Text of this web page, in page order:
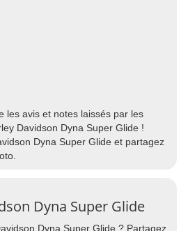
les avis et notes laissés par les
Davidson Dyna Super Glide !
Dyna Super Glide et partagez
Dyna Super Glide
Dyna Super Glide ? Partagez